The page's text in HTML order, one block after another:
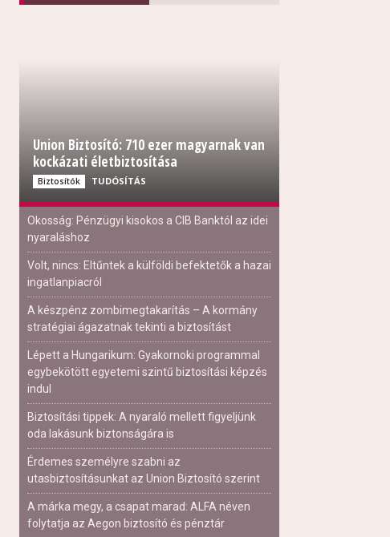
Union Biztosító: 710 ezer magyarnak van
kockázati életbiztosítása
Biztosítók TUDÓSÍTÁS
Okosság: Pénzügyi kisokos a CIB Banktól az idei
nyaraláshoz
Volt, nincs: Eltűntek a külföldi befektetők a hazai
ingatlanpiacról
A készpénz zombimegtakarítás – A kormány
stratégiai ágazatnak tekinti a biztosítást
Lépett a Hungarikum: Gyakornoki programmal
egybekötött egyetemi szintű biztosítási képzés
indul
Biztosítási tippek: A nyaraló mellett figyeljünk
oda lakásunk biztonságára is
Érdemes személyre szabni az
utasbiztosításunkat az Union Biztosító szerint
A márka megy, a csapat marad: ALFA néven
folytatja az Aegon biztosító és pénztár